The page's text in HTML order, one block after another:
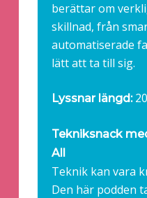
berättar om
skillnad, från
automatiserade
lätt att ta till sig.
Lyssnar längd:
Tekniksnack
All
Teknik kan vara
Den här podden